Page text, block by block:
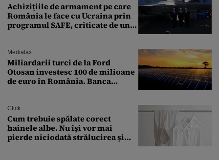
Achizițiile de armament pe care
România le face cu Ucraina prin
programul SAFE, criticate de un
Mediafax
Miliardarii turci de la Ford
Otosan investesc 100 de milioane
de euro în România. Banca
Click
Cum trebuie spălate corect
hainele albe. Nu își vor mai
pierde niciodată strălucirea și